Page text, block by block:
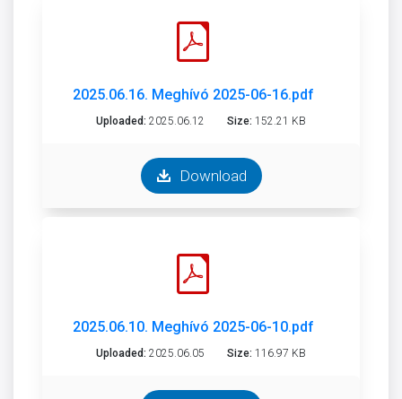
2025.06.16. Meghívó 2025-06-16.pdf
Uploaded: 2025.06.12 Size: 152.21 KB
Download
2025.06.10. Meghívó 2025-06-10.pdf
Uploaded: 2025.06.05 Size: 116.97 KB